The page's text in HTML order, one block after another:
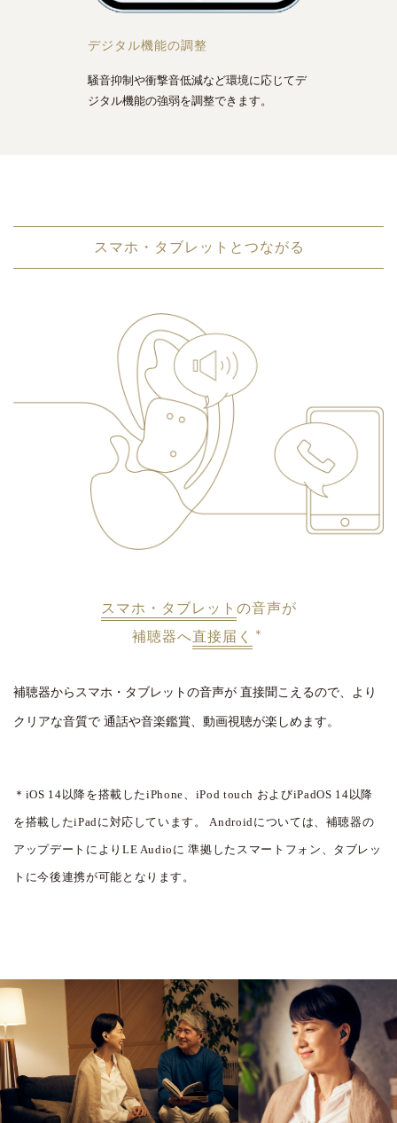
デジタル機能の調整
騒音抑制や衝撃音低減など環境に応じてデ
ジタル機能の強弱を調整できます。
スマホ・タブレットとつながる
スマホ・タブレット の音声が
補聴器へ直接届く ＊
補聴器からスマホ・タブレットの音声が 直接聞こえるので、より
クリアな音質で 通話や音楽鑑賞、動画視聴が楽しめます。
＊iOS 14以降を搭載したiPhone、iPod touch およびiPadOS 14以降
を搭載したiPadに対応しています。 Androidについては、補聴器の
アップデートによりLE Audioに 準拠したスマートフォン、タブレッ
トに今後連携が可能となります。